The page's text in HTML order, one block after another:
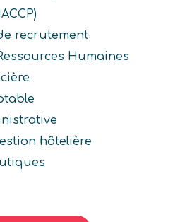
recrutement
Humaines
hôtelière